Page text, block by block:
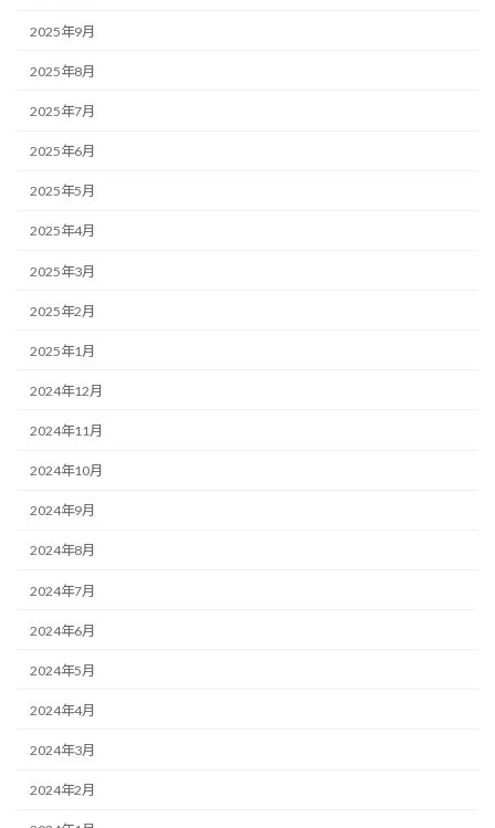
2025年9月
2025年8月
2025年7月
2025年6月
2025年5月
2025年4月
2025年3月
2025年2月
2025年1月
2024年12月
2024年11月
2024年10月
2024年9月
2024年8月
2024年7月
2024年6月
2024年5月
2024年4月
2024年3月
2024年2月